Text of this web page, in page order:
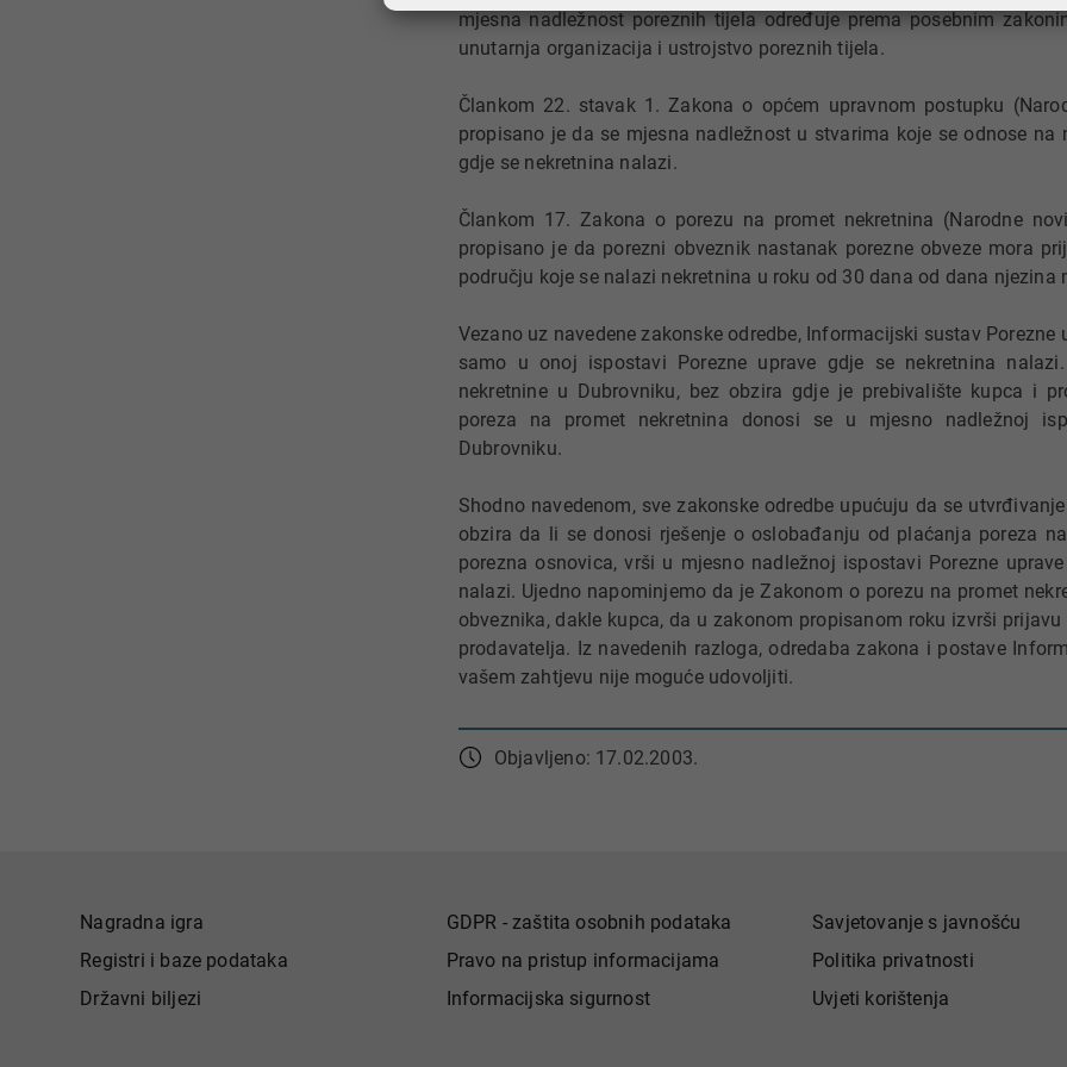
mjesna nadležnost poreznih tijela određuje prema posebnim
unutarnja organizacija i ustrojstvo poreznih tijela.
Člankom 22. stavak 1. Zakona o općem upravnom postupku
propisano je da se mjesna nadležnost u stvarima koje se odnose na
gdje se nekretnina nalazi.
Člankom 17. Zakona o porezu na promet nekretnina (Narodne
propisano je da porezni obveznik nastanak porezne obveze mora
području koje se nalazi nekretnina u roku od 30 dana od dana njezina
Vezano uz navedene zakonske odredbe, Informacijski sustav
samo u onoj ispostavi Porezne uprave gdje se nekretnina
nekretnine u Dubrovniku, bez obzira gdje je prebivalište kupca i
poreza na promet nekretnina donosi se u mjesno nadležnoj
Dubrovniku.
Shodno navedenom, sve zakonske odredbe upućuju da se
obzira da li se donosi rješenje o oslobađanju od plaćanja poreza
porezna osnovica, vrši u mjesno nadležnoj ispostavi Porezne
nalazi. Ujedno napominjemo da je Zakonom o porezu na promet
obveznika, dakle kupca, da u zakonom propisanom roku izvrši
prodavatelja. Iz navedenih razloga, odredaba zakona i postave
vašem zahtjevu nije moguće udovoljiti.
Objavljeno: 17.02.2003.
Nagradna igra
Registri i baze podataka
Državni biljezi
GDPR - zaštita osobnih podataka
Pravo na pristup informacijama
Informacijska sigurnost
Savjetovanje s javnošću
Politika privatnosti
Uvjeti korištenja